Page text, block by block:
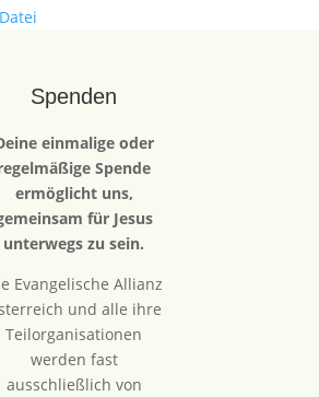
Spenden
einmalige oder
Spende
ermöglicht uns,
für Jesus
unterwegs zu sein.
Evangelische Allianz
und alle ihre
Teilorganisationen
werden fast
ausschließlich von